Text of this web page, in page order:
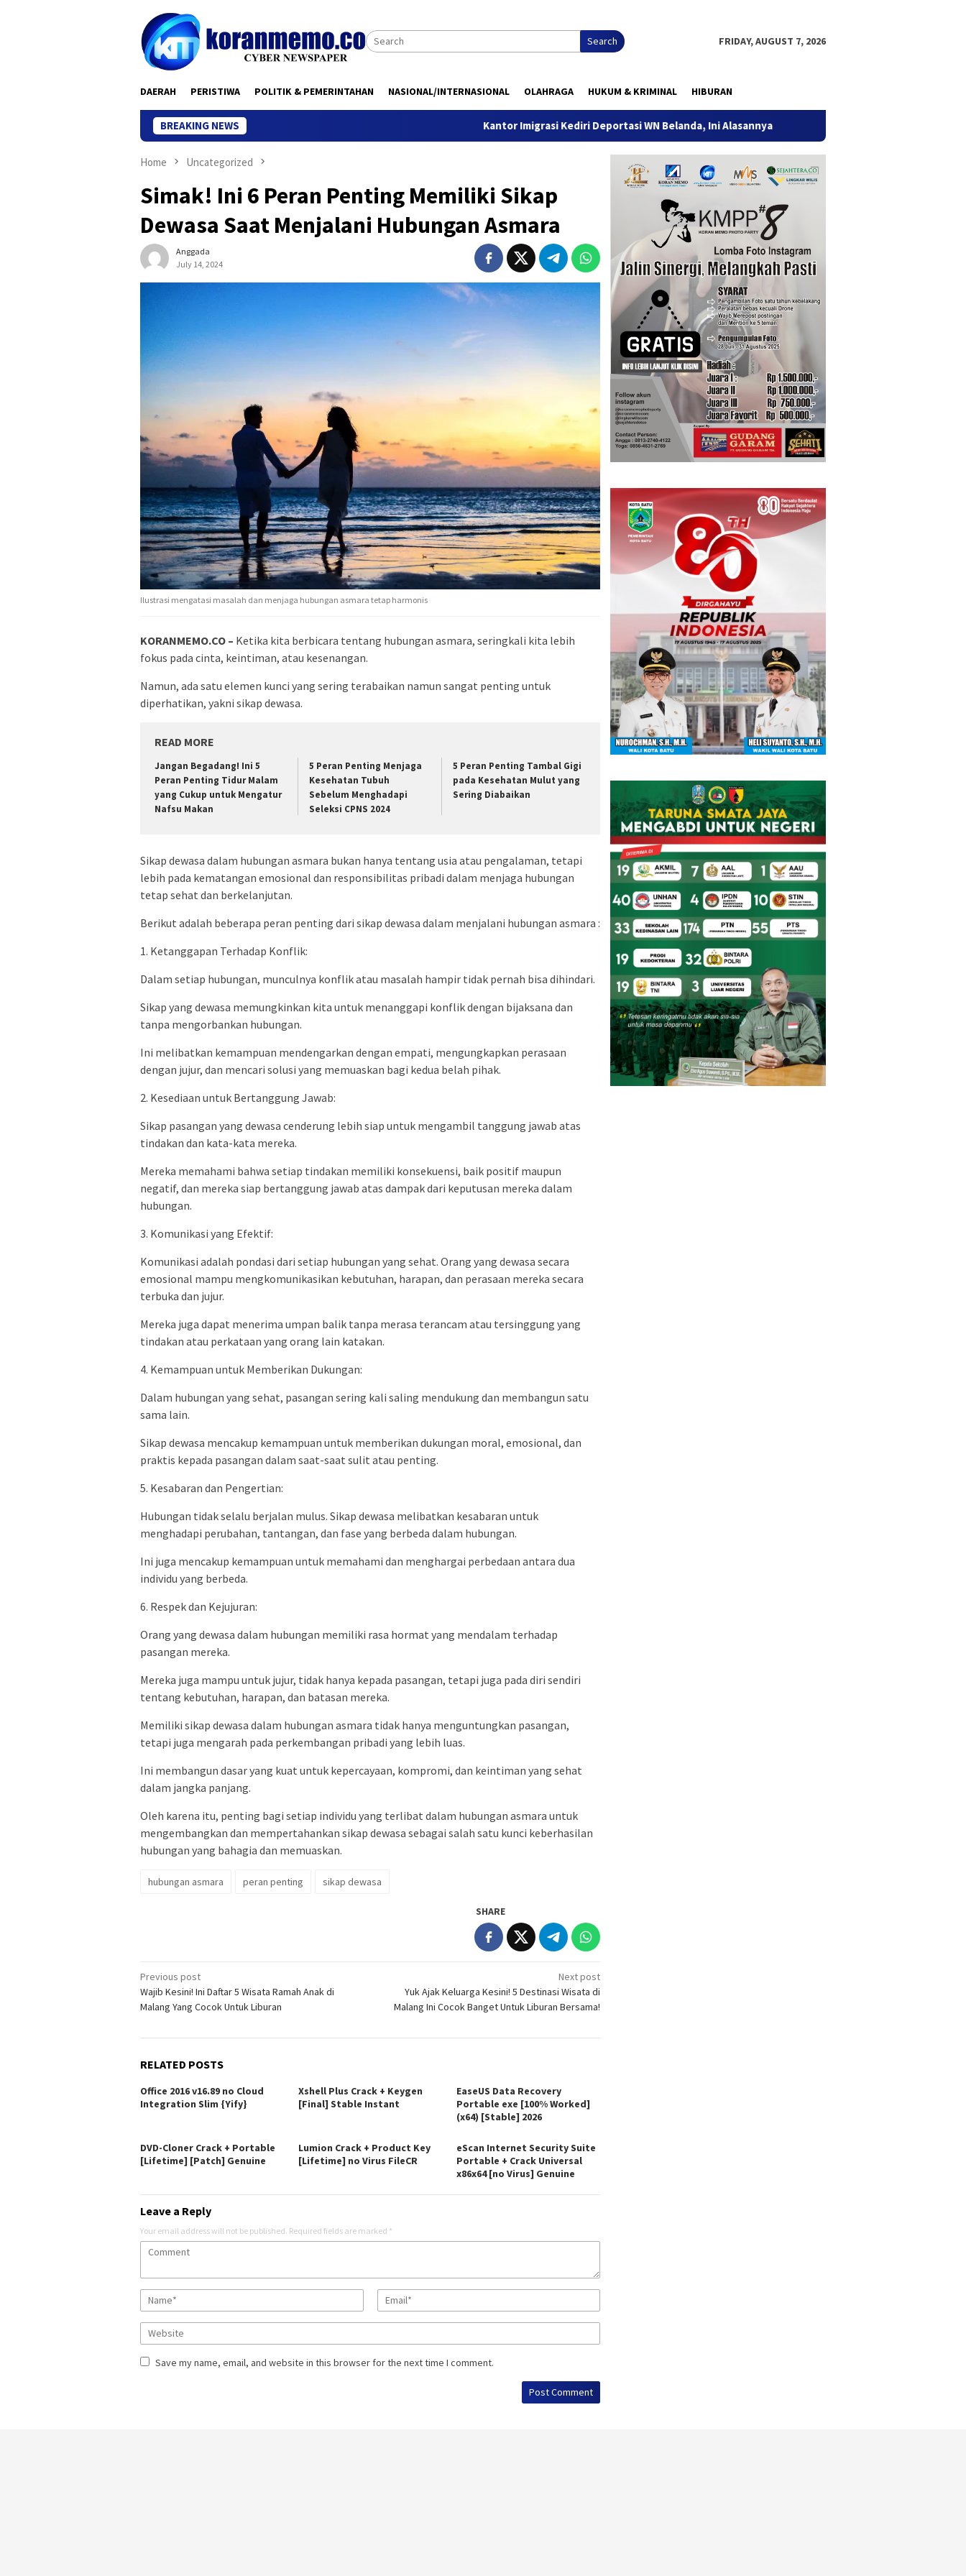
Search FRIDAY, AUGUST 7, 2026
DAERAH PERISTIWA POLITIK & PEMERINTAHAN NASIONAL/INTERNASIONAL OLAHRAGA HUKUM & KRIMINAL HIBURAN
BREAKING NEWS Kantor Imigrasi Kediri Deportasi WN Belanda, Ini Alasannya 9 Desa di 6 Kecamatan Tulungagung Alami
Home Uncategorized
Simak! Ini 6 Peran Penting Memiliki Sikap
Dewasa Saat Menjalani Hubungan Asmara
Anggada
July 14, 2024
Ilustrasi mengatasi masalah dan menjaga hubungan asmara tetap harmonis
KORANMEMO.CO – Ketika kita berbicara tentang hubungan asmara, seringkali kita lebih
fokus pada cinta, keintiman, atau kesenangan.
Namun, ada satu elemen kunci yang sering terabaikan namun sangat penting untuk
diperhatikan, yakni sikap dewasa.
READ MORE
Jangan Begadang! Ini 5
Peran Penting Tidur Malam
yang Cukup untuk Mengatur
Nafsu Makan
5 Peran Penting Menjaga
Kesehatan Tubuh
Sebelum Menghadapi
Seleksi CPNS 2024
5 Peran Penting Tambal Gigi
pada Kesehatan Mulut yang
Sering Diabaikan
Sikap dewasa dalam hubungan asmara bukan hanya tentang usia atau pengalaman, tetapi
lebih pada kematangan emosional dan responsibilitas pribadi dalam menjaga hubungan
tetap sehat dan berkelanjutan.
Berikut adalah beberapa peran penting dari sikap dewasa dalam menjalani hubungan asmara :
1. Ketanggapan Terhadap Konflik:
Dalam setiap hubungan, munculnya konflik atau masalah hampir tidak pernah bisa dihindari.
Sikap yang dewasa memungkinkan kita untuk menanggapi konflik dengan bijaksana dan
tanpa mengorbankan hubungan.
Ini melibatkan kemampuan mendengarkan dengan empati, mengungkapkan perasaan
dengan jujur, dan mencari solusi yang memuaskan bagi kedua belah pihak.
2. Kesediaan untuk Bertanggung Jawab:
Sikap pasangan yang dewasa cenderung lebih siap untuk mengambil tanggung jawab atas
tindakan dan kata-kata mereka.
Mereka memahami bahwa setiap tindakan memiliki konsekuensi, baik positif maupun
negatif, dan mereka siap bertanggung jawab atas dampak dari keputusan mereka dalam
hubungan.
3. Komunikasi yang Efektif:
Komunikasi adalah pondasi dari setiap hubungan yang sehat. Orang yang dewasa secara
emosional mampu mengkomunikasikan kebutuhan, harapan, dan perasaan mereka secara
terbuka dan jujur.
Mereka juga dapat menerima umpan balik tanpa merasa terancam atau tersinggung yang
tindakan atau perkataan yang orang lain katakan.
4. Kemampuan untuk Memberikan Dukungan:
Dalam hubungan yang sehat, pasangan sering kali saling mendukung dan membangun satu
sama lain.
Sikap dewasa mencakup kemampuan untuk memberikan dukungan moral, emosional, dan
praktis kepada pasangan dalam saat-saat sulit atau penting.
5. Kesabaran dan Pengertian:
Hubungan tidak selalu berjalan mulus. Sikap dewasa melibatkan kesabaran untuk
menghadapi perubahan, tantangan, dan fase yang berbeda dalam hubungan.
Ini juga mencakup kemampuan untuk memahami dan menghargai perbedaan antara dua
individu yang berbeda.
6. Respek dan Kejujuran:
Orang yang dewasa dalam hubungan memiliki rasa hormat yang mendalam terhadap
pasangan mereka.
Mereka juga mampu untuk jujur, tidak hanya kepada pasangan, tetapi juga pada diri sendiri
tentang kebutuhan, harapan, dan batasan mereka.
Memiliki sikap dewasa dalam hubungan asmara tidak hanya menguntungkan pasangan,
tetapi juga mengarah pada perkembangan pribadi yang lebih luas.
Ini membangun dasar yang kuat untuk kepercayaan, kompromi, dan keintiman yang sehat
dalam jangka panjang.
Oleh karena itu, penting bagi setiap individu yang terlibat dalam hubungan asmara untuk
mengembangkan dan mempertahankan sikap dewasa sebagai salah satu kunci keberhasilan
hubungan yang bahagia dan memuaskan.
hubungan asmara peran penting sikap dewasa
SHARE
Post
navigation
Previous post
Wajib Kesini! Ini Daftar 5 Wisata Ramah Anak di
Malang Yang Cocok Untuk Liburan
Next post
Yuk Ajak Keluarga Kesini! 5 Destinasi Wisata di
Malang Ini Cocok Banget Untuk Liburan Bersama!
RELATED POSTS
Office 2016 v16.89 no Cloud
Integration Slim {Yify}
Xshell Plus Crack + Keygen
[Final] Stable Instant
EaseUS Data Recovery
Portable exe [100% Worked]
(x64) [Stable] 2026
DVD-Cloner Crack + Portable
[Lifetime] [Patch] Genuine
Lumion Crack + Product Key
[Lifetime] no Virus FileCR
eScan Internet Security Suite
Portable + Crack Universal
x86x64 [no Virus] Genuine
Leave a Reply
Your email address will not be published. Required fields are marked *
Save my name, email, and website in this browser for the next time I comment.